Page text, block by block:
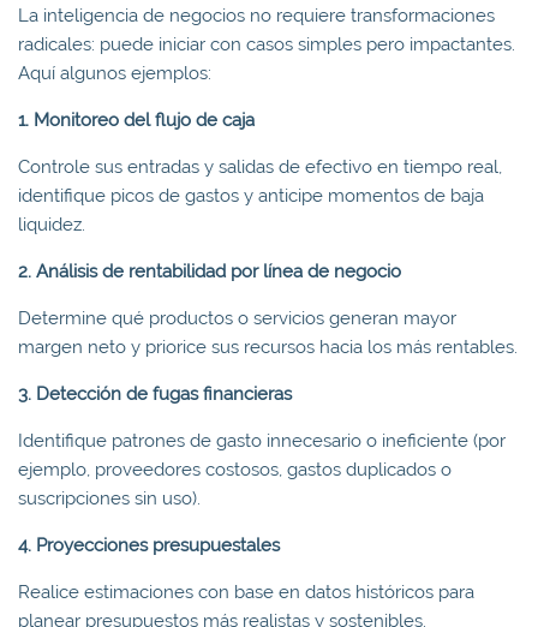
La inteligencia de negocios no requiere transformaciones
radicales: puede iniciar con casos simples pero impactantes.
Aquí algunos ejemplos:
1. Monitoreo del flujo de caja
Controle sus entradas y salidas de efectivo en tiempo real,
identifique picos de gastos y anticipe momentos de baja
liquidez.
2. Análisis de rentabilidad por línea de negocio
Determine qué productos o servicios generan mayor
margen neto y priorice sus recursos hacia los más rentables.
3. Detección de fugas financieras
Identifique patrones de gasto innecesario o ineficiente (por
ejemplo, proveedores costosos, gastos duplicados o
suscripciones sin uso).
4. Proyecciones presupuestales
Realice estimaciones con base en datos históricos para
planear presupuestos más realistas y sostenibles.